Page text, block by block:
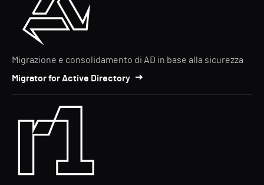
Migrazione e consolidamento di AD in base alla sicurezza
Migrator for Active Directory